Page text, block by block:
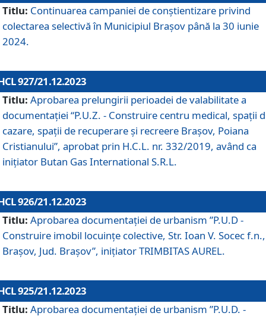
Titlu: Continuarea campaniei de conștientizare privind
colectarea selectivă în Municipiul Braşov până la 30 iunie
2024.
927/21.12.2023
Titlu: Aprobarea prelungirii perioadei de valabilitate a
documentaţiei “P.U.Z. - Construire centru medical, spații
cazare, spații de recuperare și recreere Brașov, Poiana
Cristianului”, aprobat prin H.C.L. nr. 332/2019, având ca
inițiator Butan Gas International S.R.L.
926/21.12.2023
Titlu: Aprobarea documentaţiei de urbanism ”P.U.D -
Construire imobil locuințe colective, Str. Ioan V. Socec f.n.,
Brașov, Jud. Brașov”, inițiator TRIMBITAS AUREL.
925/21.12.2023
Titlu: Aprobarea documentaţiei de urbanism ”P.U.D. -